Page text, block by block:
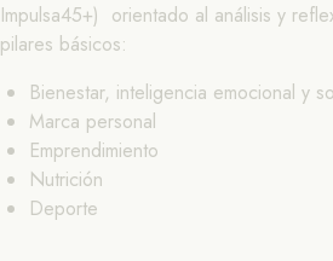
Impulsa45+) orientado al análisis y
pilares básicos:
Bienestar, inteligencia emocional y
Marca personal
Emprendimiento
Nutrición
Deporte